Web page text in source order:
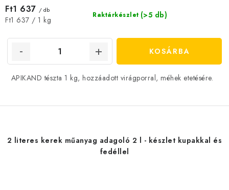
Raktárkészlet (>5 db)
Ft1 637 / db
Egységár:
Ft1 637 / 1 kg
KOSÁRBA
APIKAND tészta 1 kg, hozzáadott virágporral, méhek etetésére.
2 literes kerek műanyag adagoló 2 l - készlet kupakkal és
fedéllel